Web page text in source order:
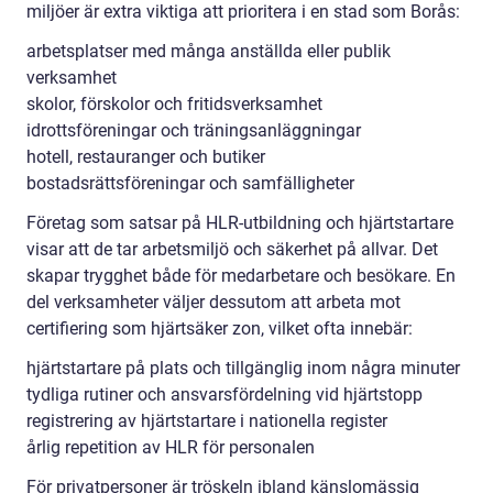
miljöer är extra viktiga att prioritera i en stad som Borås:
arbetsplatser med många anställda eller publik
verksamhet
skolor, förskolor och fritidsverksamhet
idrottsföreningar och träningsanläggningar
hotell, restauranger och butiker
bostadsrättsföreningar och samfälligheter
Företag som satsar på HLR-utbildning och hjärtstartare
visar att de tar arbetsmiljö och säkerhet på allvar. Det
skapar trygghet både för medarbetare och besökare. En
del verksamheter väljer dessutom att arbeta mot
certifiering som hjärtsäker zon, vilket ofta innebär:
hjärtstartare på plats och tillgänglig inom några minuter
tydliga rutiner och ansvarsfördelning vid hjärtstopp
registrering av hjärtstartare i nationella register
årlig repetition av HLR för personalen
För privatpersoner är tröskeln ibland känslomässig